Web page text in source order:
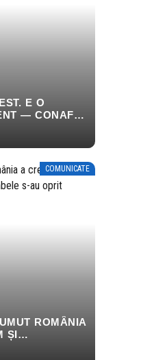
E O
— CONAF
COMUNICATE
ROMÂNIA
ȘI